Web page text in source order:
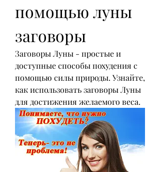
помощью луны
заговоры
Заговоры Луны - простые и
доступные способы похудения с
помощью силы природы. Узнайте,
как использовать заговоры Луны
для достижения желаемого веса.